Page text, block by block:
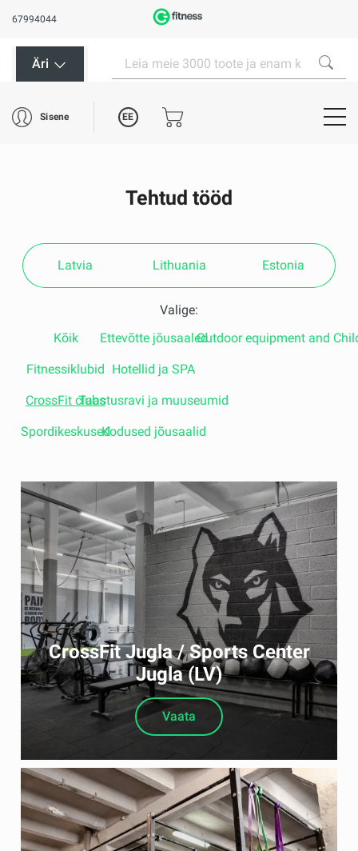
67994044
Äri
Sisene EE
Tehtud tööd
Latvia Lithuania Estonia
Valige:
Kõik
Fitnessiklubid
CrossFit clubs
Spordikeskused
Ettevõtte jõusaaled
Hotellid ja SPA
Taastusravi ja muuseumid
Kodused jõusaalid
Outdoor equipment and
CrossFit Jugla / Sports Center
Jugla (LV)
Vaata